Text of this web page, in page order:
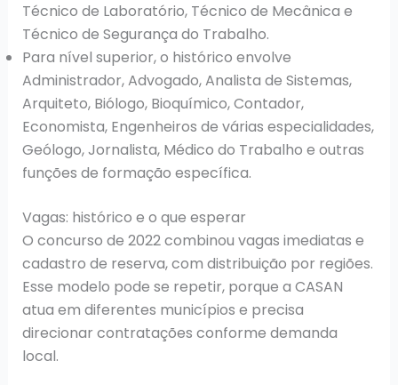
Técnico de Laboratório, Técnico de Mecânica e
Técnico de Segurança do Trabalho.
Para nível superior, o histórico envolve
Administrador, Advogado, Analista de Sistemas,
Arquiteto, Biólogo, Bioquímico, Contador,
Economista, Engenheiros de várias especialidades,
Geólogo, Jornalista, Médico do Trabalho e outras
funções de formação específica.
Vagas: histórico e o que esperar
O concurso de 2022 combinou vagas imediatas e
cadastro de reserva, com distribuição por regiões.
Esse modelo pode se repetir, porque a CASAN
atua em diferentes municípios e precisa
direcionar contratações conforme demanda
local.